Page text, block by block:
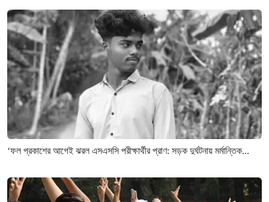
‘ফল প্রকাশের আগেই ঝরল এসএসসি পরীক্ষার্থীর প্রাণ: সড়ক দুর্ঘটনায় মর্মান্তিক...